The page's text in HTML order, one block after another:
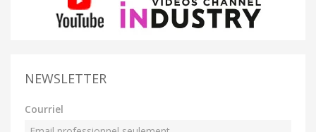
NEWSLETTER
Courriel